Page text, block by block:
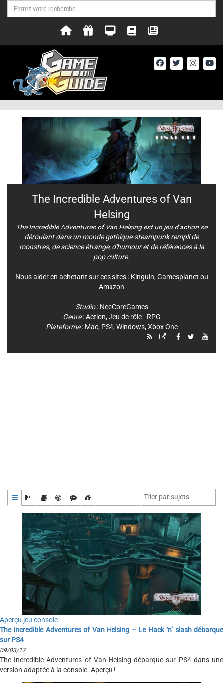
Aperçu jeu console
The Incredible Adventures of Van Helsing – Le Hack ‘n’ slash débarque
sur PS4
09/03/17
The Incredible Adventures of Van Helsing débarque sur PS4 dans une
version adaptée à la console. Aperçu !
The Incredible Adventures of Van
Helsing
The Incredible Adventures of Van Helsing est un jeu d'action se
déroulant dans un monde gothique-steampunk rempli de
monstres, de science étrange, d'humour et de références à la
pop culture.
Nous aider en achetant sur ces sites : Kinguin, Gamesplanet ou
Amazon
Studio: NeoCoreGames
Genre:Action, Jeu de rôle - RPG
Plateforme: Mac, PS4, Windows, Xbox One